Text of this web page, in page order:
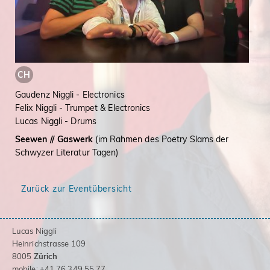
CH
Gaudenz Niggli - Electronics
Felix Niggli - Trumpet & Electronics
Lucas Niggli - Drums
Seewen // Gaswerk (im Rahmen des Poetry Slams der
Schwyzer Literatur Tagen)
Zurück zur Eventübersicht
Lucas Niggli
Heinrichstrasse 109
8005 Zürich